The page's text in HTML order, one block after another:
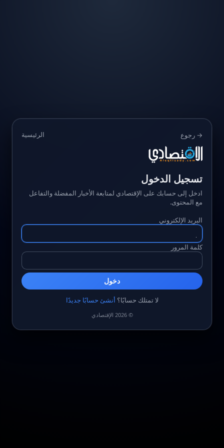
→ رجوع الرئيسية
تسجيل الدخول
ادخل إلى حسابك على الإقتصادي لمتابعة الأخبار المفضلة والتفاعل
مع المحتوى.
البريد الإلكتروني
كلمة المرور
دخول
لا تمتلك حسابًا؟ أنشئ حسابًا جديدًا
© 2026 الإقتصادي